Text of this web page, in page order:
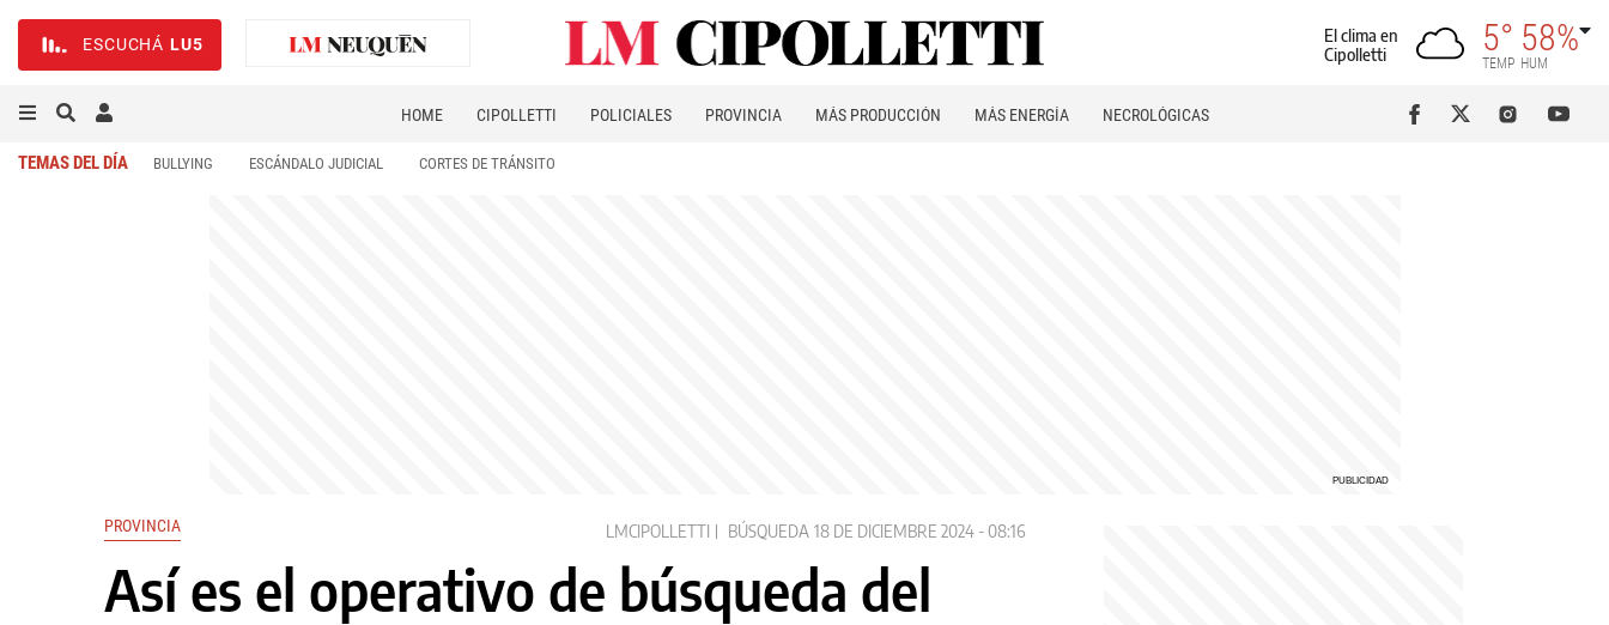
ESCUCHÁ LU5
El clima en
Cipolletti
5°
TEMP
58%
HUM
HOME CIPOLLETTI POLICIALES PROVINCIA MÁS PRODUCCIÓN MÁS ENERGÍA NECROLÓGICAS
TEMAS DEL DÍA BULLYING ESCÁNDALO JUDICIAL CORTES DE TRÁNSITO
PROVINCIA LMCIPOLLETTI BÚSQUEDA 18 DE DICIEMBRE 2024 - 08:16
Así es el operativo de búsqueda del